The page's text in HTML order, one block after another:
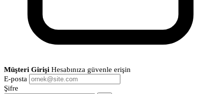
Müşteri Girişi Hesabınıza güvenle erişin
E-posta
Şifre